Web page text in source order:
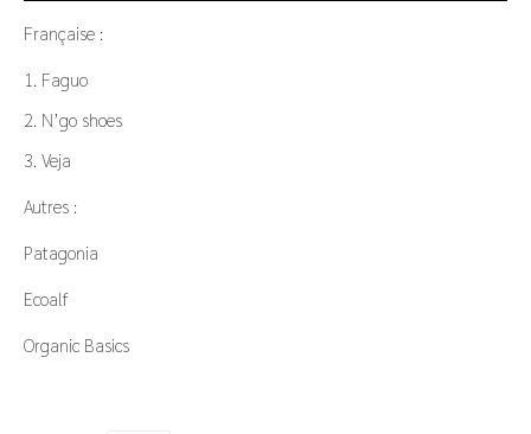
Française :
Faguo
N’go shoes
Veja
Autres :
Patagonia
Ecoalf
Organic Basics